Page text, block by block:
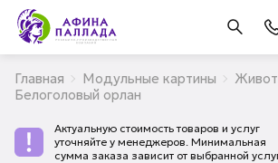
Главная Модульные картины
Белоголовый орлан
Актуальную стоимость товаров и услуг
уточняйте у менеджеров. Минимальная
сумма заказа зависит от выбранной